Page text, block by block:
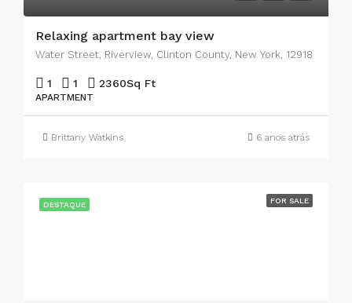
Relaxing apartment bay view
Water Street, Riverview, Clinton County, New York, 12918
1 1 2360Sq Ft
APARTMENT
Brittany Watkins 6 anos atrás
DESTAQUE FOR SALE